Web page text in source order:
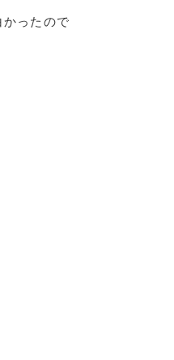
ったので